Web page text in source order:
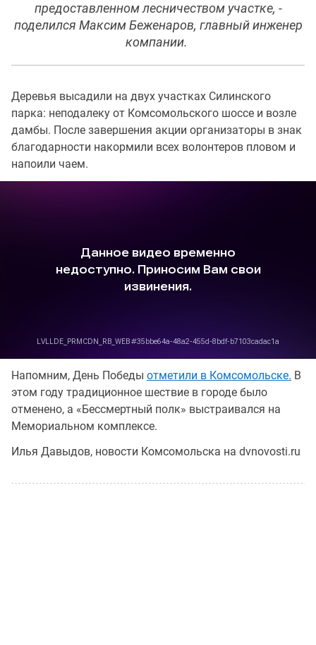
предоставленном лесничеством участке, -
поделился Максим Беженаров, главный инженер
компании.
Деревья высадили на двух участках Силинского
парка: неподалеку от Комсомольского шоссе и возле
дамбы. После завершения акции организаторы в знак
благодарности накормили всех волонтеров пловом и
напоили чаем.
Напомним, День Победы отметили в Комсомольске. В
этом году традиционное шествие в городе было
отменено, а «Бессмертный полк» выстраивался на
Мемориальном комплексе.
Илья Давыдов, новости Комсомольска на dvnovosti.ru